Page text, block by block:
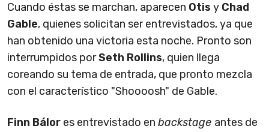
Cuando éstas se marchan, aparecen Otis y Chad
Gable, quienes solicitan ser entrevistados, ya que
han obtenido una victoria esta noche. Pronto son
interrumpidos porSeth Rollins, quien llega
coreando su tema de entrada, que pronto mezcla
con el característico "Shoooosh" de Gable.
Finn Bálor es entrevistado en backstage antes de